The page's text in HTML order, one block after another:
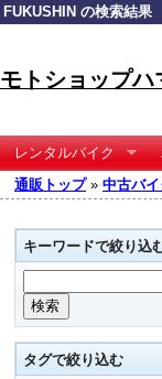
FUKUSHIN の検索結果
モトショップハ
レンタルバイク
通販トップ» 中古バ
キーワードで絞り込
タグで絞り込む